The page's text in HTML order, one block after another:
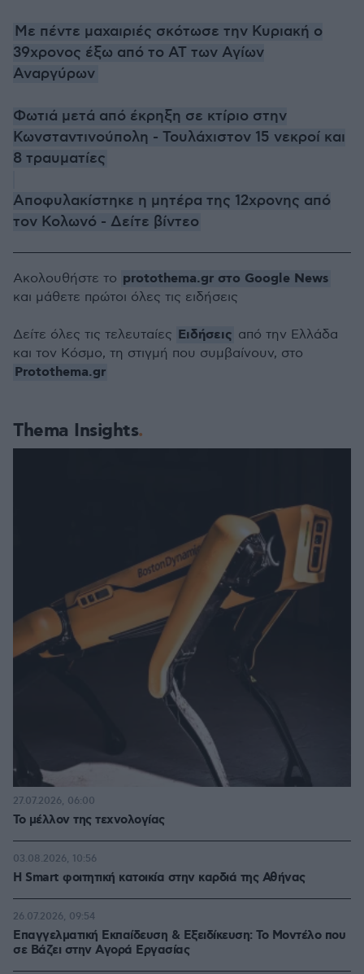
Με πέντε μαχαιριές σκότωσε την Κυριακή ο
39χρονος έξω από το ΑΤ των Αγίων
Αναργύρων
Φωτιά μετά από έκρηξη σε κτίριο στην
Κωνσταντινούπολη - Τουλάχιστον 15 νεκροί και
8 τραυματίες
Αποφυλακίστηκε η μητέρα της 12χρονης από
τον Κολωνό - Δείτε βίντεο
Thema Insights
Το μέλλον της τεχνολογίας
27.07.2026, 06:00
Η Smart φοιτητική κατοικία στην καρδιά της Αθήνας
03.08.2026, 10:56
Επαγγελματική Εκπαίδευση & Εξειδίκευση: Το Mοντέλο που
σε Bάζει στην Aγορά Eργασίας
26.07.2026, 09:54
Ακολουθήστε το protothema.gr στο Google News
και μάθετε πρώτοι όλες τις ειδήσεις
Δείτε όλες τις τελευταίες Ειδήσεις από την Ελλάδα
και τον Κόσμο, τη στιγμή που συμβαίνουν, στο
Protothema.gr